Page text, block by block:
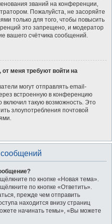
званий на конференции,
Пожалуйста, не засоряйте
только для того, чтобы повысить
это запрещено, и модератор
вашего счётчика сообщений.
меня требуют войти на
могут отправлять email-
встроенную в конференцию
такую возможность. Это
злоупотребления почтовой
по кнопке «Новая тема».
по кнопке «Ответить».
прежде чем отправить
находится внизу страниц
начинать темы», «Вы можете